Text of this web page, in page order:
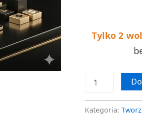
Tylko 2
Kategoria: